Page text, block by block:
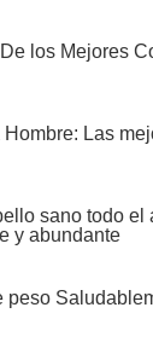
los Mejores
Las
sano todo el
y abundante
peso